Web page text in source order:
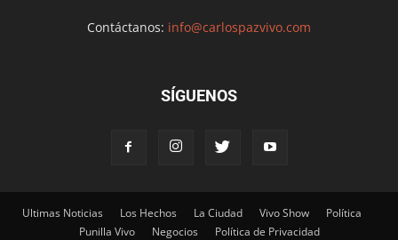
Contáctanos: info@carlospazvivo.com
SÍGUENOS
Ultimas Noticias Los Hechos La Ciudad Vivo Show
Política
Punilla Vivo
Negocios Política de Privacidad